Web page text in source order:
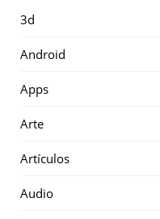
3d
Android
Apps
Arte
Artículos
Audio